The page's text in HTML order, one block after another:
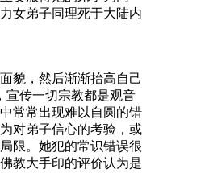
女弟子同理死于大陆内
貌，然后渐渐抬高自己
宣传一切宗教都是观音
常常出现难以自圆的错
对弟子信心的考验，或
限。她犯的常识错误很
教大手印的评价认为是